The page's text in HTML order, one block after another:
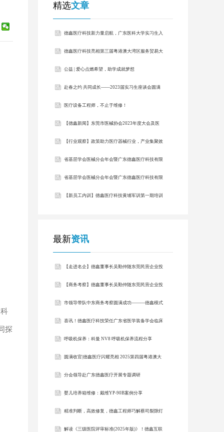
探
精选文章
德鑫医疗科技新力量启航，广东医科大学实习生入
职培训回顾
德鑫医疗科技亮相第三届粤港澳大湾区服务贸易大
会
公益 | 爱心点燃希望，助学成就梦想
赴春之约 共同成长——2023届实习生座谈会圆满
举行
医疗设备工程师，不止于维修！
【德鑫新闻】东莞市医械协会2023年度大会及医
械分享会、莞城科协第五次代表大会
【行业观察】政策助力医疗器械行业，产业集聚效
应显现
省基层学会医械分会年会暨广东德鑫医疗科技有限
公司十周年晚会圆满举办！
省基层学会医械分会年会暨广东德鑫医疗科技有限
公司十周年晚会圆满举办！
【新员工内训】德鑫医疗科技黄埔军训第一期培训
最新资讯
【走进名企】德鑫董事长吴勤仲随东莞民营企业投
资商会到访莞民投集团考察交流
【商务考察】德鑫董事长吴勤仲随东莞民营企业投
资商会赴非洲、中东国家考察交流
市领导带队中东商务考察圆满成功———德鑫模式
深受肯定
喜讯！德鑫医疗科技荣任广东省医学装备学会临床
工程技术分会“副主任委员单位”
呼吸机保养：科曼 NV8 呼吸机保养流程分享
圆满收官|德鑫医疗闪耀亮相 2025第四届粤港澳大
湾区服务贸易大会！
分会领导赴广东德鑫医疗开展专题调研
婴儿培养箱维修：戴维YP-90B案例分享
精准判断，高效修复，德鑫工程师巧解蔡司裂隙灯
SL120开机“失明”故障
解读《三级医院评审标准(2025年版)》！德鑫互联